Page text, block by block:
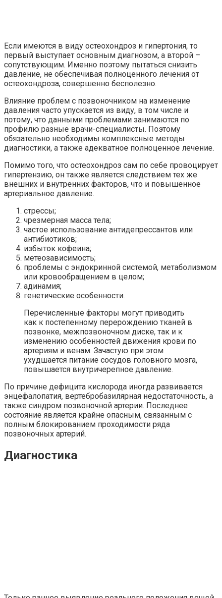
Если имеются в виду остеохондроз и гипертония, то
первый выступает основным диагнозом, а второй –
сопутствующим. Именно поэтому пытаться снизить
давление, не обеспечивая полноценного лечения от
остеохондроза, совершенно бесполезно.
Влияние проблем с позвоночником на изменение
давления часто упускается из виду, в том числе и
потому, что данными проблемами занимаются по
профилю разные врачи-специалисты. Поэтому
обязательно необходимы комплексные методы
диагностики, а также адекватное полноценное лечение.
Помимо того, что остеохондроз сам по себе провоцирует
гипертензию, он также является следствием тех же
внешних и внутренних факторов, что и повышенное
артериальное давление.
стрессы;
чрезмерная масса тела;
частое использование антидепрессантов или
антибиотиков;
избыток кофеина;
метеозависимость;
проблемы с эндокринной системой, метаболизмом
или кровообращением в целом;
адинамия;
генетические особенности.
Перечисленные факторы могут приводить
как к постепенному перерождению тканей в
позвонке, межпозвоночном диске, так и к
изменению особенностей движения крови по
артериям и венам. Зачастую при этом
ухудшается питание сосудов головного мозга,
повышается внутричерепное давление.
По причине дефицита кислорода иногда развивается
энцефалопатия, вертебробазилярная недостаточность, а
также синдром позвоночной артерии. Последнее
состояние является крайне опасным, связанным с
полным блокированием проходимости ряда
позвоночных артерий.
Диагностика